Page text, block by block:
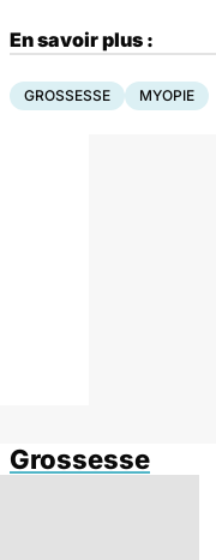
En savoir plus :
GROSSESSE MYOPIE
Grossesse